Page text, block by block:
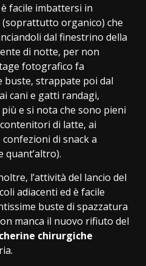
facile imbattersi in
organico) che
dal finestrino della
di notte, per non
fotografico fa
buste, strappate poi dal
cani e gatti randagi,
e si nota che sono pieni
di latte, ai
di snack a
quant’altro).
l’attività del lancio del
adiacenti ed è facile
buste di spazzatura
manca il nuovo rifiuto del
chirurgiche